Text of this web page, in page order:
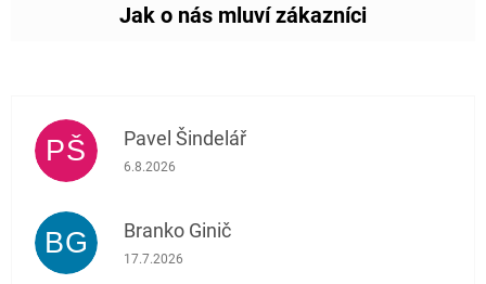
PŠ Pavel Šindelář
Hodnocení obchodu je 5 z 5 hvězdiček.
6.8.2026
BG Branko Ginič
Hodnocení obchodu je 5 z 5 hvězdiček.
17.7.2026